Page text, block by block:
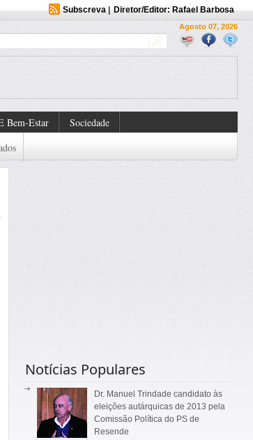
Subscreva| Diretor/Editor: Rafael Barbosa
Agosto 07, 2026
Bem-Estar
Sociedade
Notícias Populares
Dr. Manuel Trindade candidato às
eleições autárquicas de 2013 pela
Comissão Política do PS de
Resende